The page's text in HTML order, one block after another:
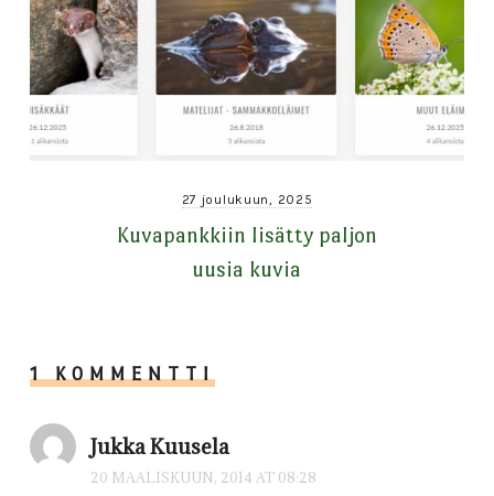
27 joulukuun, 2025
Kuvapankkiin lisätty paljon
uusia kuvia
1 KOMMENTTI
Jukka Kuusela
20 MAALISKUUN, 2014 AT 08:28